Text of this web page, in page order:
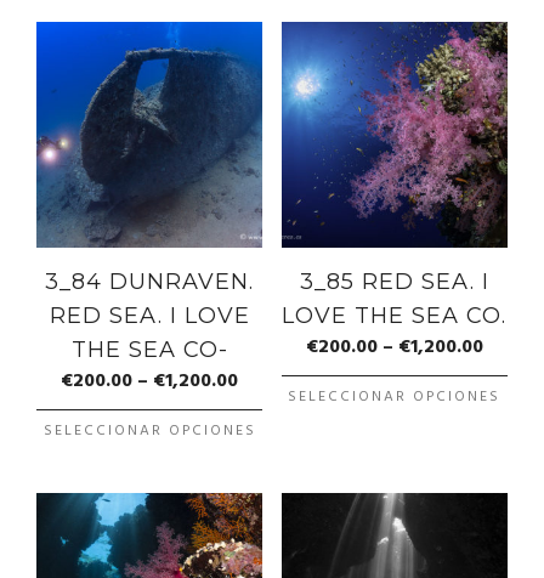
3_84 DUNRAVEN.
RED SEA. I LOVE
THE SEA CO-
€200.00– €1,200.00
SELECCIONAR OPCIONES
3_85 RED SEA. I
LOVE THE SEA CO.
€200.00– €1,200.00
SELECCIONAR OPCIONES